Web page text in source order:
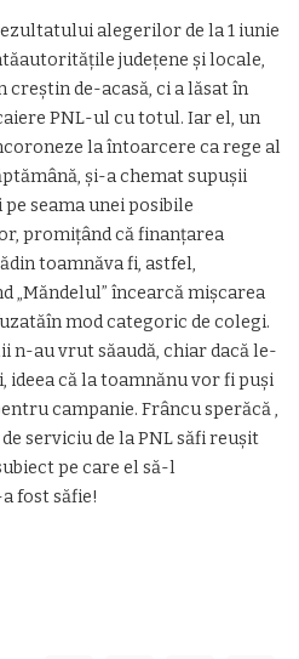
alegerilor de la 1 iunie
județene și locale,
creștin de-acasă, ci a lăsat în
PNL-ul cu totul. Iar el, un
la întoarcere ca rege al
și-a chemat supușii
seama unei posibile
promițând că finanțarea
toamnăva fi, astfel,
„Măndelul” încearcă mișcarea
mod categoric de colegi.
n-au vrut săaudă, chiar dacă le-
ideea că la toamnănu vor fi puși
campanie. Frâncu sperăcă ,
serviciu de la PNL săfi reușit
pe care el să-l
fost săfie!